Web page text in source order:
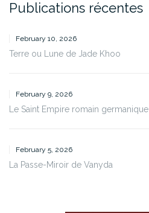
Publications récentes
February 10, 2026
Terre ou Lune de Jade Khoo
February 9, 2026
Le Saint Empire romain germanique
February 5, 2026
La Passe-Miroir de Vanyda